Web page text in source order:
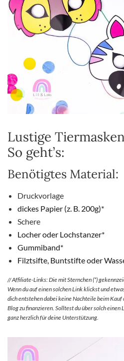
Lustige
So geht’s:
Benötigtes Material:
Druckvorlage
dickes Papier (z. B. 200g)*
Schere
Locher oder Lochstanzer*
Gummiband*
Filztsifte, Buntstifte oder
// Affiliate-Links: Die mit Sternchen (*)
Wenn du auf einen solchen Link klickst und
dich entstehen dabei keine Nachteile beim
Blog zu finanzieren. Solltest du über solch
ganz herzlich für deine Unterstützung.